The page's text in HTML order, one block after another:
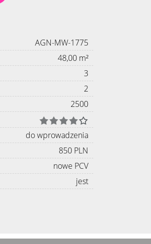
AGN-MW-1775
48,00 m²
3
2
2500
do wprowadzenia
850 PLN
nowe PCV
jest